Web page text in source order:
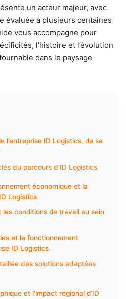
un acteur majeur, avec
évaluée à plusieurs centaines
vous accompagne pour
l’histoire et l’évolution
dans le paysage
l’entreprise ID Logistics, de sa
du parcours d’ID Logistics
économique et la
Logistics
les conditions de travail au sein
et le fonctionnement
ID Logistics
des solutions adaptées
et l’impact régional d’ID